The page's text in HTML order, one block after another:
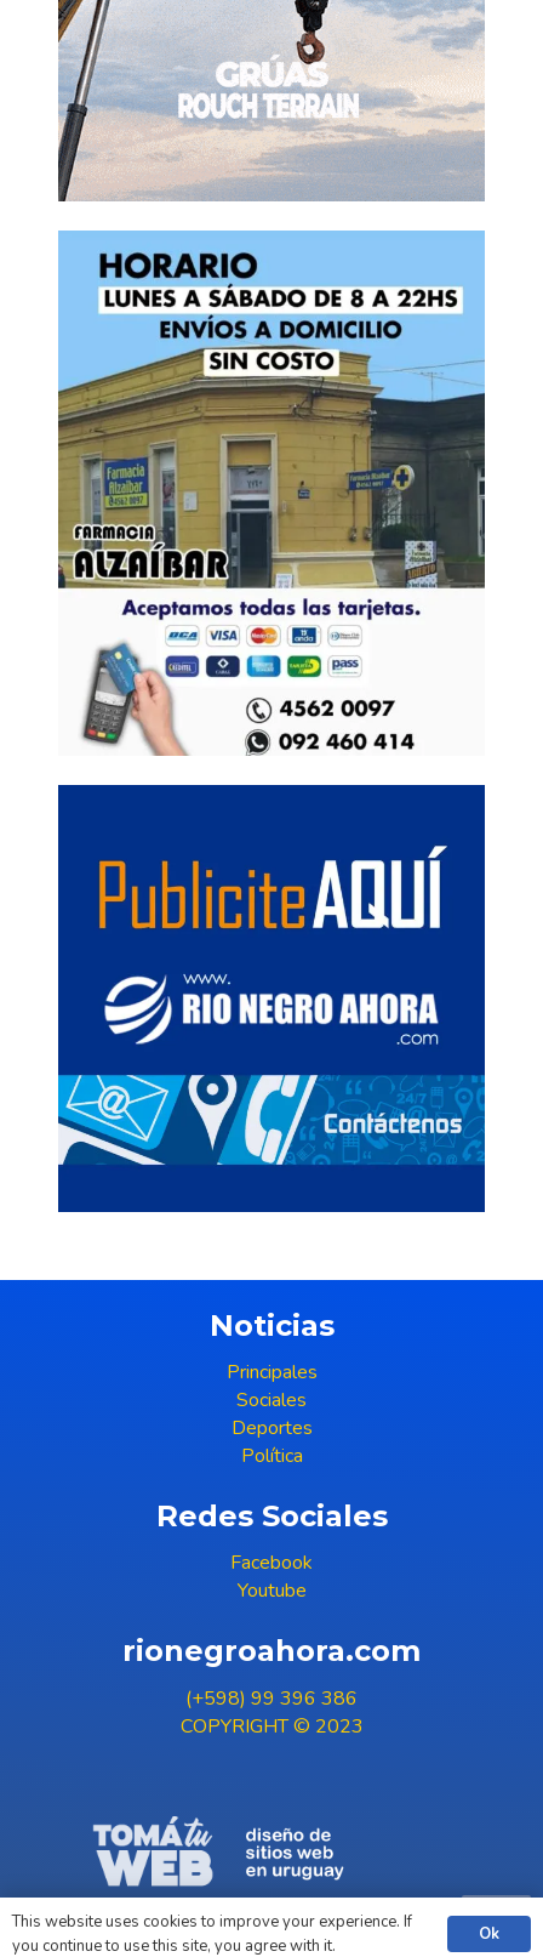
Noticias
Principales
Sociales
Deportes
Política
Redes Sociales
Facebook
Youtube
rionegroahora.com
(+598) 99 396 386
COPYRIGHT © 2023
This website uses cookies to improve your experience. If
you continue to use this site, you agree with it.
Ok